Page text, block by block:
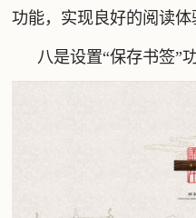
功能，实现良好的阅读体
八是设置“保存书签”